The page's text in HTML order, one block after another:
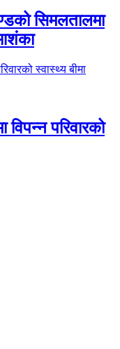
सिमलतालमा
विपन्न परिवारको